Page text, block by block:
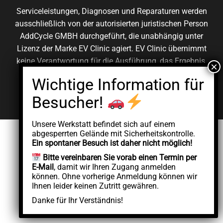
Serviceleistungen, Diagnosen und Reparaturen werden
ausschließlich von der autorisierten juristischen Person
AddCycle GMBH durchgeführt, die unabhängig unter
Lizenz der Marke EV Clinic agiert. EV Clinic übernimmt
keine Verantwortung für die Ausführung, das Ergebnis,
Schäden im Zusammenhang mit der erbrachten
Dienstleistung.
Unsere Werkstatt befindet sich auf einem
abgesperrten Gelände mit Sicherheitskontrolle.
Ein spontaner Besuch ist daher nicht möglich!
Bitte vereinbaren Sie vorab einen Termin per
E-Mail, damit wir Ihren Zugang anmelden
können. Ohne vorherige Anmeldung können wir
Ihnen leider keinen Zutritt gewähren.
Danke für Ihr Verständnis!